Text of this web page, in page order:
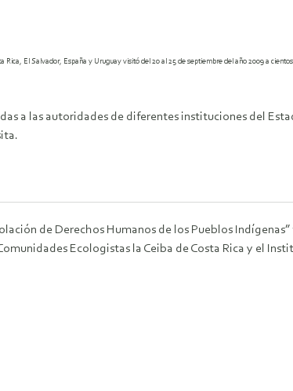
El Salvador, España y Uruguay visitó del 20 al 25 de septiembre del año 2009 a
a las autoridades de diferentes instituciones del
de Derechos Humanos de los Pueblos
Ecologistas la Ceiba de Costa Rica y el